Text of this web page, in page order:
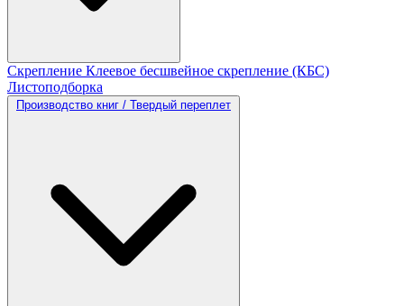
Скрепление Клеевое бесшвейное скрепление (КБС)
Листоподборка
Производство книг / Твердый переплет